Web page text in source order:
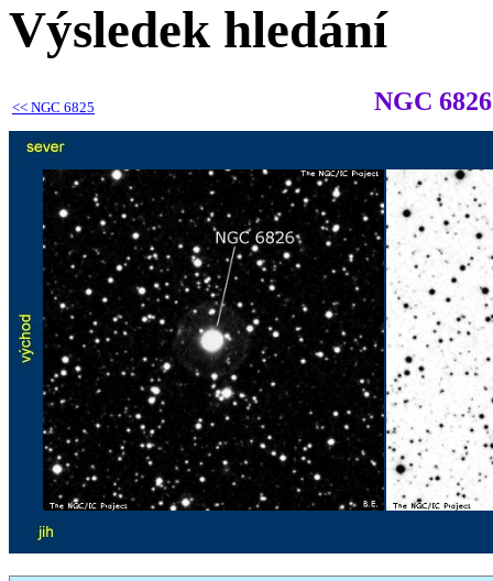
Výsledek hledání
<< NGC 6825 NGC 6826